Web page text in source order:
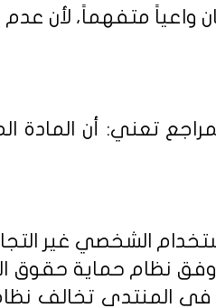
متفهماً، لأن عدم
تعني: أن المادة
الشخصي غير
وفق نظام حماية حقوق
المنتدى تخالف